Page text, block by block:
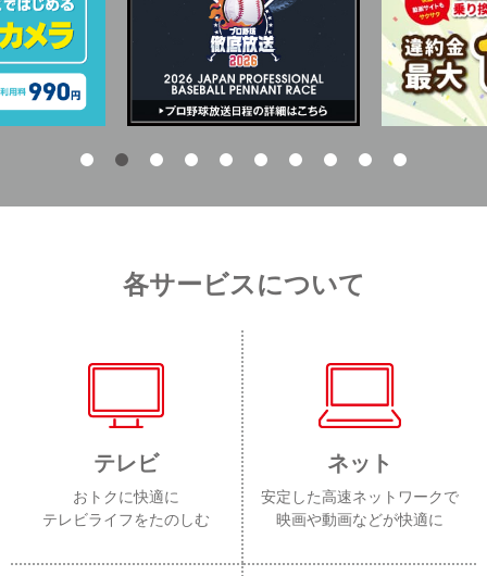
各サービスについて
テレビ
おトクに快適に
テレビライフをたのしむ
ネット
安定した高速ネットワークで
映画や動画などが快適に